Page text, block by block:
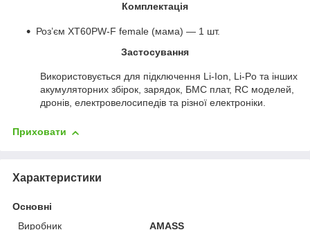
Комплектація
Роз’єм XT60PW-F female (мама) — 1 шт.
Застосування
Використовується для підключення Li-Ion, Li-Po та інших
акумуляторних збірок, зарядок, БМС плат, RC моделей,
дронів, електровелосипедів та різної електроніки.
Приховати
Характеристики
Основні
Виробник
AMASS